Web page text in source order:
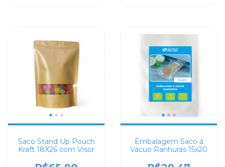
Saco Stand Up Pouch
Kraft 18X26 com Visor
Embalagem Saco á
Vácuo Ranhuras 15x20